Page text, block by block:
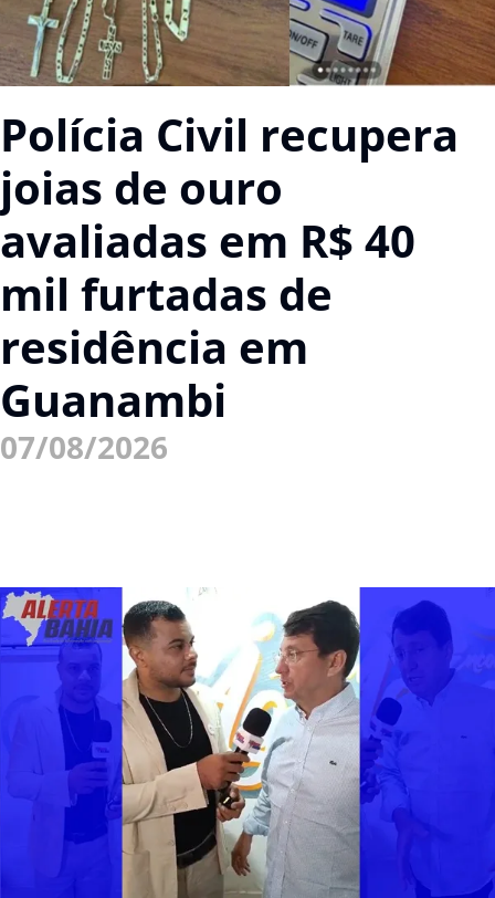
Polícia Civil recupera
joias de ouro
avaliadas em R$ 40
mil furtadas de
residência em
Guanambi
07/08/2026